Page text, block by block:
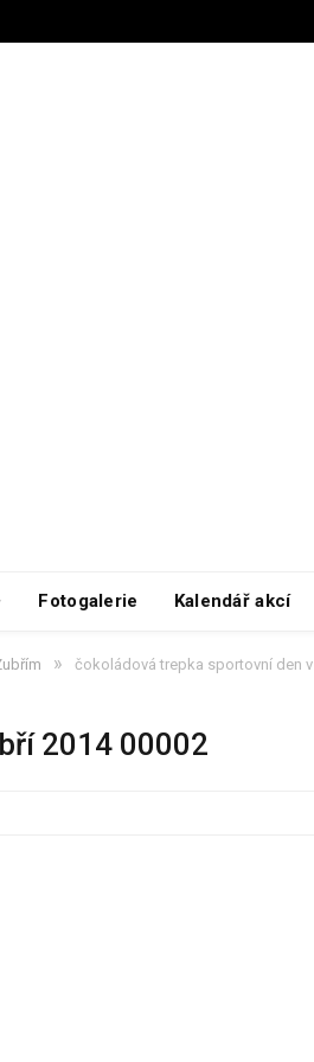
Fotogalerie Kalendář akcí
» čokoládová trepka sportovní den
2014 00002